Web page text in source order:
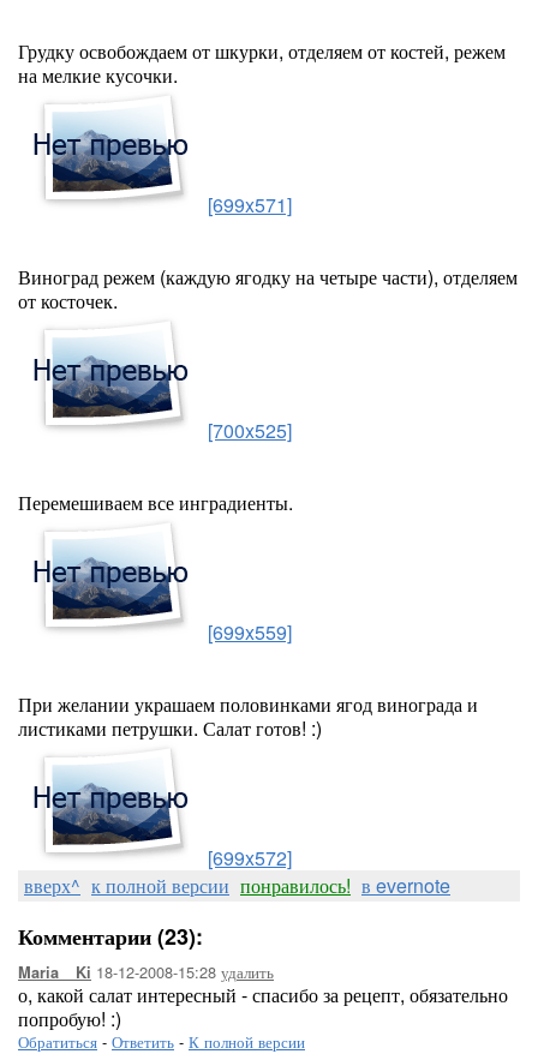
Грудку освобождаем от шкурки, отделяем от костей, режем
на мелкие кусочки.
[699x571]
Виноград режем (каждую ягодку на четыре части), отделяем
от косточек.
[700x525]
Перемешиваем все инградиенты.
[699x559]
При желании украшаем половинками ягод винограда и
листиками петрушки. Салат готов! :)
[699x572]
вверх^ к полной версии понравилось! в evernote
Комментарии (23):
Maria__Ki 18-12-2008-15:28 удалить
о, какой салат интересный - спасибо за рецепт, обязательно
попробую! :)
Обратиться - Ответить - К полной версии